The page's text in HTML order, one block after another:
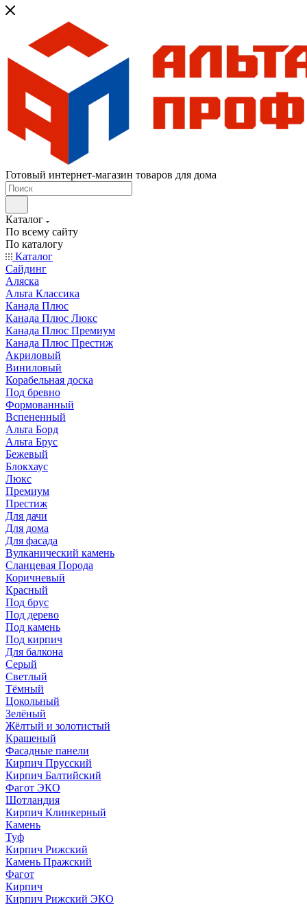
Готовый интернет-магазин товаров для дома
Каталог
По всему сайту
По каталогу
Каталог
Сайдинг
Аляска
Альта Классика
Канада Плюс
Канада Плюс Люкс
Канада Плюс Премиум
Канада Плюс Престиж
Акриловый
Виниловый
Корабельная доска
Под бревно
Формованный
Вспененный
Альта Борд
Альта Брус
Бежевый
Блокхаус
Люкс
Премиум
Престиж
Для дачи
Для дома
Для фасада
Вулканический камень
Сланцевая Порода
Коричневый
Красный
Под брус
Под дерево
Под камень
Под кирпич
Для балкона
Серый
Светлый
Тёмный
Цокольный
Зелёный
Жёлтый и золотистый
Крашеный
Фасадные панели
Кирпич Прусский
Кирпич Балтийский
Фагот ЭКО
Шотландия
Кирпич Клинкерный
Камень
Туф
Кирпич Рижский
Камень Пражский
Фагот
Кирпич
Кирпич Рижский ЭКО